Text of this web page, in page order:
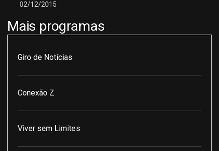
02/12/2015
Mais programas
Giro de Notícias
Conexão Z
Viver sem Limites